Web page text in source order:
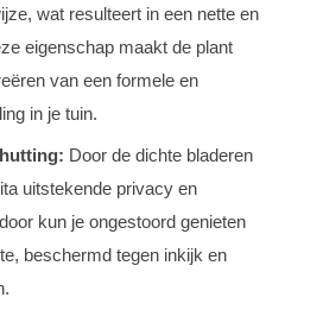
wat resulteert in een nette en
eigenschap maakt de plant
van een formele en
in je tuin.
Door de dichte bladeren
uitstekende privacy en
kun je ongestoord genieten
beschermd tegen inkijk en